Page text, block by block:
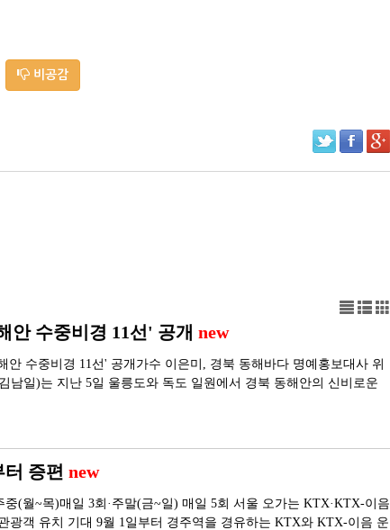
비공감
안 수중비경 11선' 공개 new
안 수중비경 11선' 공개가수 이은미, 경북 동해바다 명예홍보대사 위
남일)는 지난 5일 울릉도와 독도 일원에서 경북 동해안의 신비로운
증편 new
(월~목)매일 3회·주말(금~일) 매일 5회 서울 오가는 KTX·KTX-이음
광객 유치 기대 9월 1일부터 경주역을 경유하는 KTX와 KTX-이음 운